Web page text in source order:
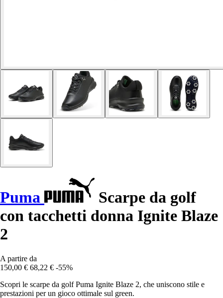
Puma
Scarpe da golf
con tacchetti donna Ignite Blaze
2
A partire da
150,00 € 68,22 € -55%
Scopri le scarpe da golf Puma Ignite Blaze 2, che uniscono stile e
prestazioni per un gioco ottimale sul green.